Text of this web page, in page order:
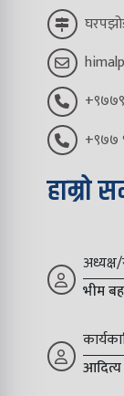
+९७७
हाम्रो
भीम